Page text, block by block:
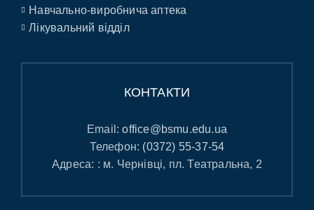
Навчально-виробнича аптека
Лікувальний відділ
КОНТАКТИ
Email:office@bsmu.edu.ua
Телефон: (0372) 55-37-54
Адреса: : м. Чернівці, пл. Театральна, 2